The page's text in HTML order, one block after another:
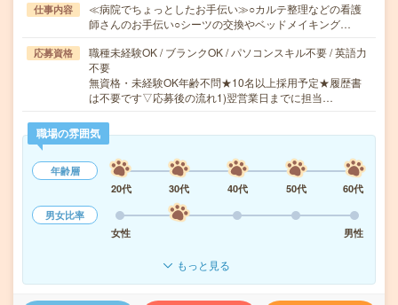
仕事内容
≪病院でちょっとしたお手伝い≫○カルテ整理などの看護
師さんのお手伝い○シーツの交換やベッドメイキング…
応募資格
職種未経験OK / ブランクOK / パソコンスキル不要 / 英語力
不要
無資格・未経験OK年齢不問★10名以上採用予定★履歴書
は不要です▽応募後の流れ1)翌営業日までに担当…
職場の雰囲気
年齢層
20代
30代 40代 50代
60代
男女比率
女性
男性
もっと見る